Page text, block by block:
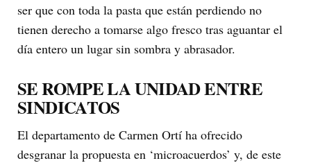
ser que con toda la pasta que están perdiendo no
tienen derecho a tomarse algo fresco tras aguantar el
día entero un lugar sin sombra y abrasador.
SE ROMPE LA UNIDAD ENTRE
SINDICATOS
El departamento de Carmen Ortí ha ofrecido
desgranar la propuesta en ‘microacuerdos’ y, de este